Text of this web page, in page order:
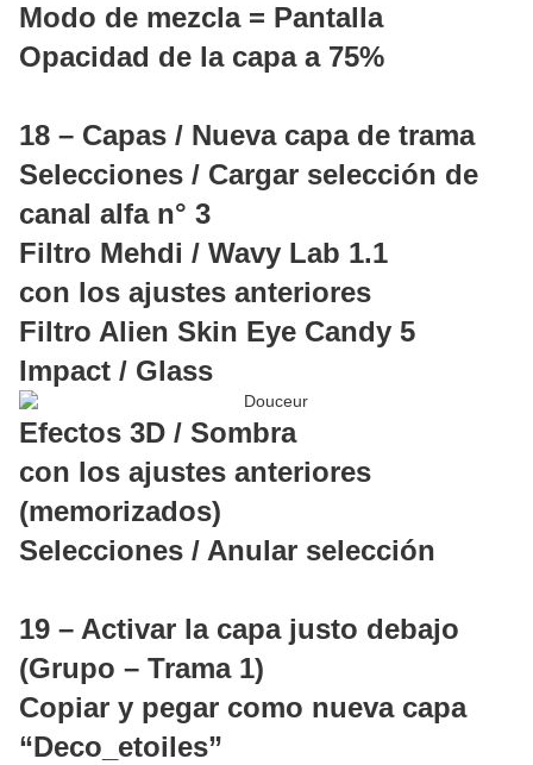
Modo de mezcla = Pantalla
Opacidad de la capa a 75%
18 – Capas / Nueva capa de trama
Selecciones / Cargar selección de
canal alfa n° 3
Filtro Mehdi / Wavy Lab 1.1
con los ajustes anteriores
Filtro Alien Skin Eye Candy 5
Impact / Glass
Efectos 3D / Sombra
con los ajustes anteriores
(memorizados)
Selecciones / Anular selección
19 – Activar la capa justo debajo
(Grupo – Trama 1)
Copiar y pegar como nueva capa
“Deco_etoiles”